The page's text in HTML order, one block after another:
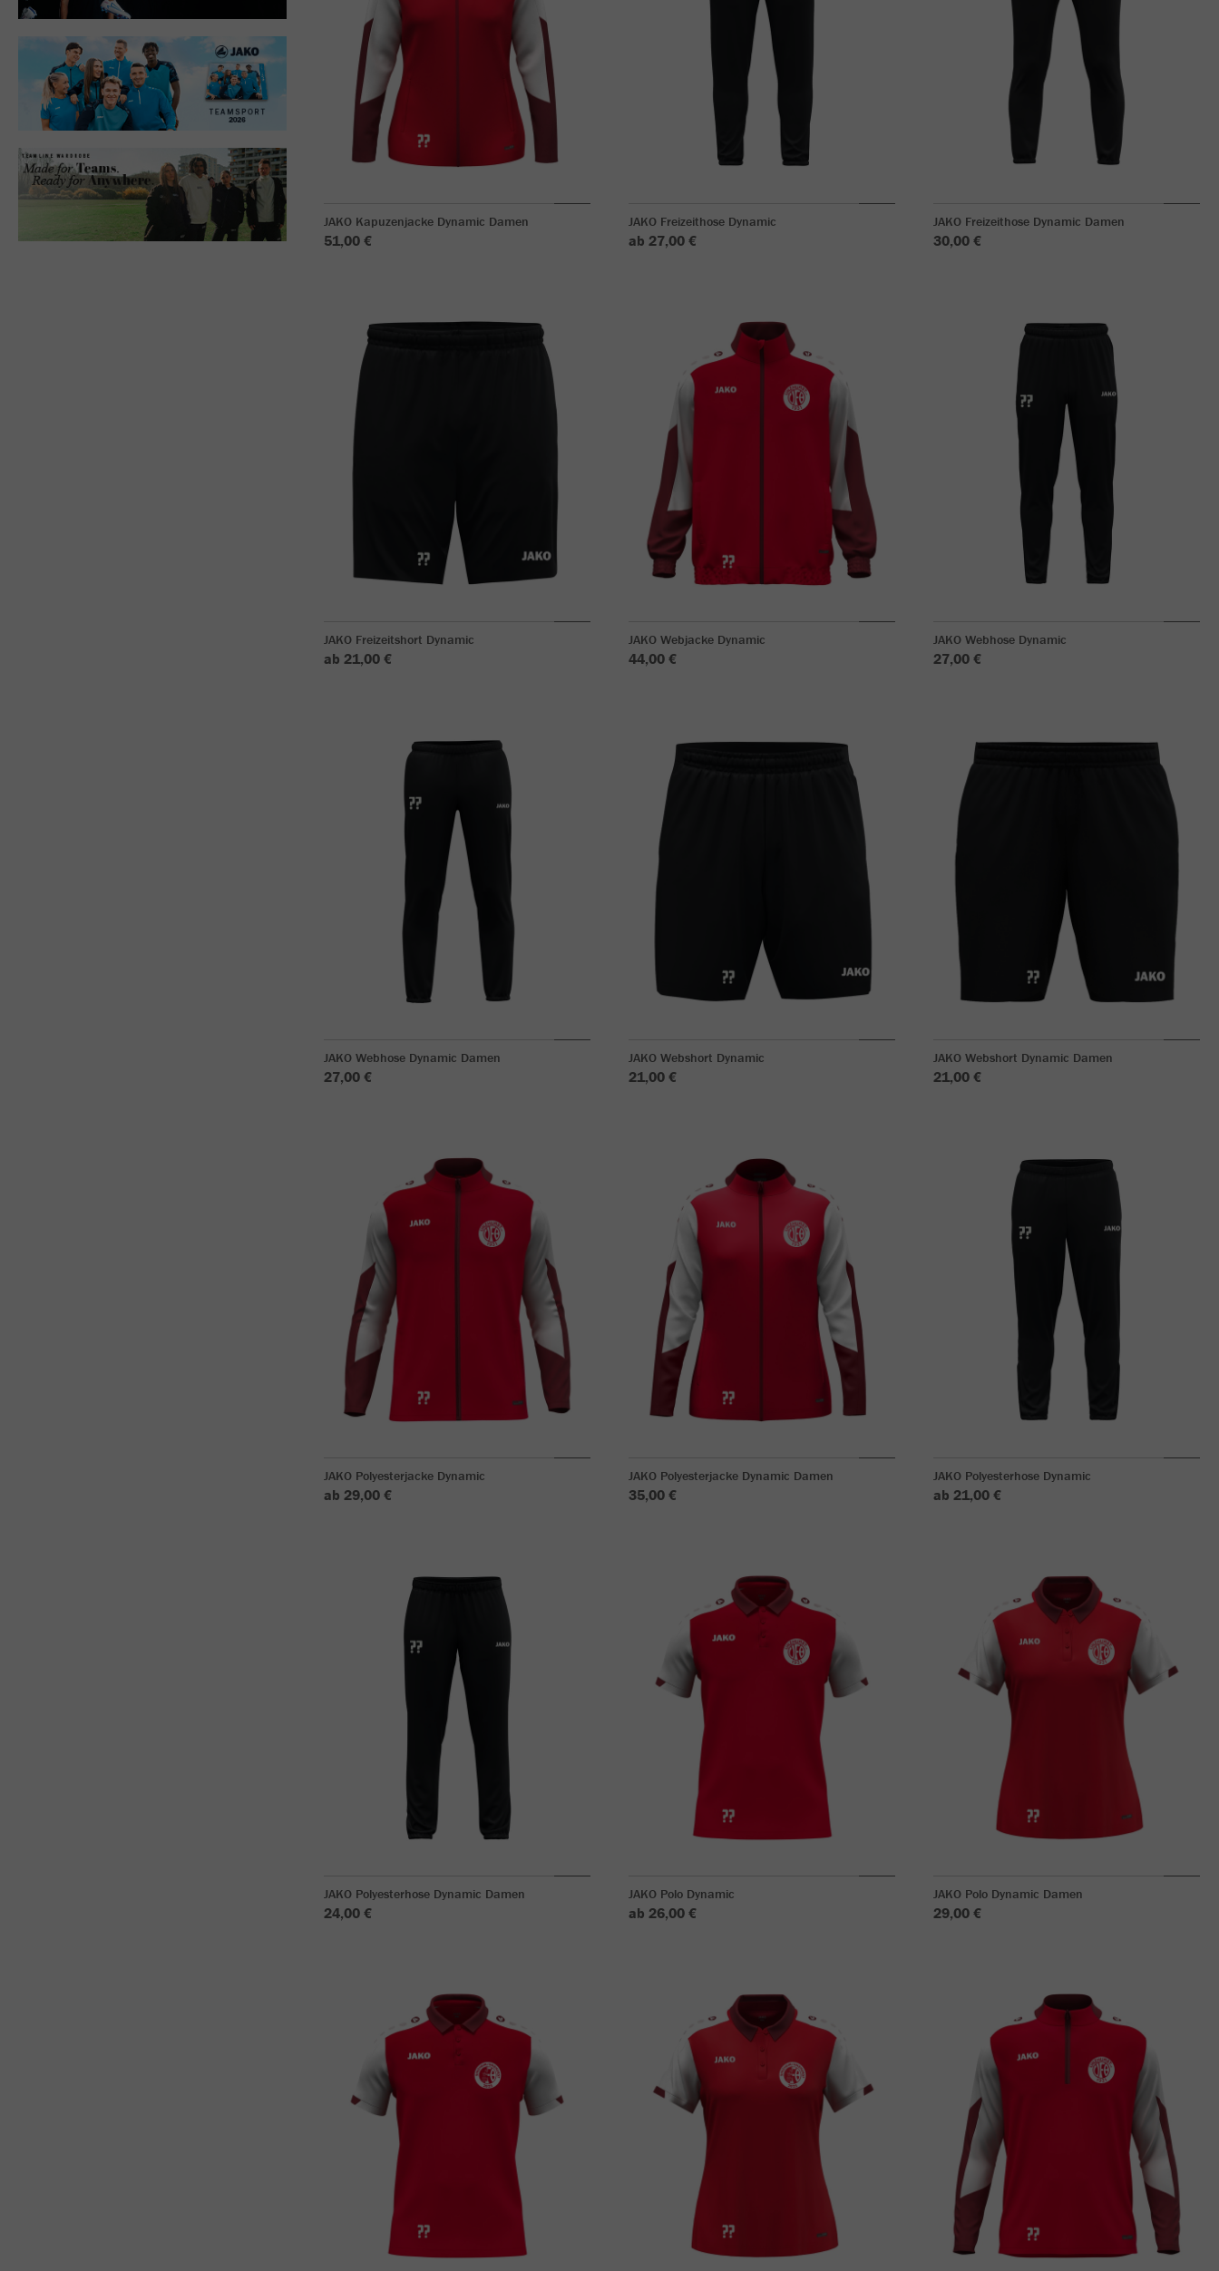
JAKO Kapuzenjacke Dynamic Damen
51,00 €
JAKO Freizeithose Dynamic
ab 27,00 €
JAKO Freizeithose Dynamic Damen
30,00 €
JAKO Freizeitshort Dynamic
ab 21,00 €
JAKO Webjacke Dynamic
44,00 €
JAKO Webhose Dynamic
27,00 €
JAKO Webhose Dynamic Damen
27,00 €
JAKO Webshort Dynamic
21,00 €
JAKO Webshort Dynamic Damen
21,00 €
JAKO Polyesterjacke Dynamic
ab 29,00 €
JAKO Polyesterjacke Dynamic Damen
35,00 €
JAKO Polyesterhose Dynamic
ab 21,00 €
JAKO Polyesterhose Dynamic Damen
24,00 €
JAKO Polo Dynamic
ab 26,00 €
JAKO Polo Dynamic Damen
29,00 €